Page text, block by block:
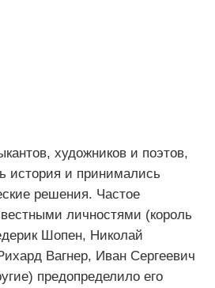
художников и поэтов,
история и принимались
решения. Частое
личностями (король
Шопен, Николай
Вагнер, Иван Сергеевич
предопределило его